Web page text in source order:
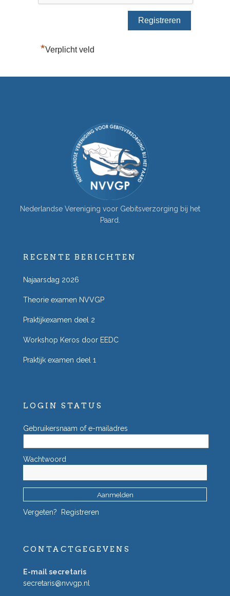
*Verplicht veld
Nederlandse Vereniging voor Gebitsverzorging bij het
Paard.
RECENTE BERICHTEN
Najaarsdag 2026
Theorie examen NVVGP
Praktijkexamen deel 2
Workshop Keros door EEDC
Praktijk examen deel 1
LOGIN STATUS
Gebruikersnaam of e-mailadres
Wachtwoord
Vergeten? Registreren
CONTACTGEGEVENS
E-mail secretaris
secretaris@nvvgp.nl